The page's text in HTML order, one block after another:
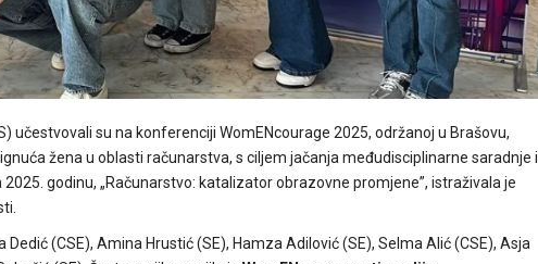
su na konferenciji WomENcourage 2025, održanoj u Brašovu,
žena u oblasti računarstva, s ciljem jačanja međudisciplinarne saradnje i
godinu, „Računarstvo: katalizator obrazovne promjene”, istraživala je
Dedić (CSE), Amina Hrustić (SE), Hamza Adilović (SE), Selma Alić (CSE), Asja